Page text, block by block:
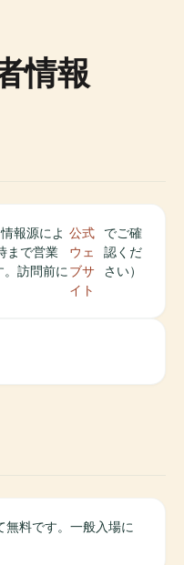
情報
報源によ
まで営業
。訪問前に
公式
ウェ
ブサ
イト
でご確
認くだ
さい）
無料です。一般入場に